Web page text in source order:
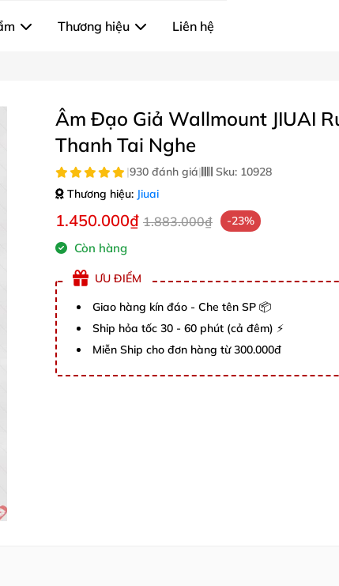
Thương hiệu Liên hệ
Âm Đạo Giả Wallmount JIUAI
Thanh Tai Nghe
|930 đánh giá| Sku: 10928
Thương hiệu: Jiuai
1.450.000₫ 1.883.000₫ -23%
Còn hàng
ƯU ĐIỂM
Giao hàng kín đáo - Che tên SP 📦
Ship hỏa tốc 30 - 60 phút (cả đêm) ⚡
Miễn Ship cho đơn hàng từ 300.000đ